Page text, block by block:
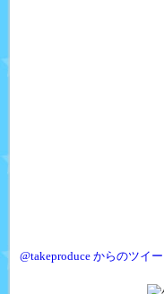
@takeproduce からのツイー